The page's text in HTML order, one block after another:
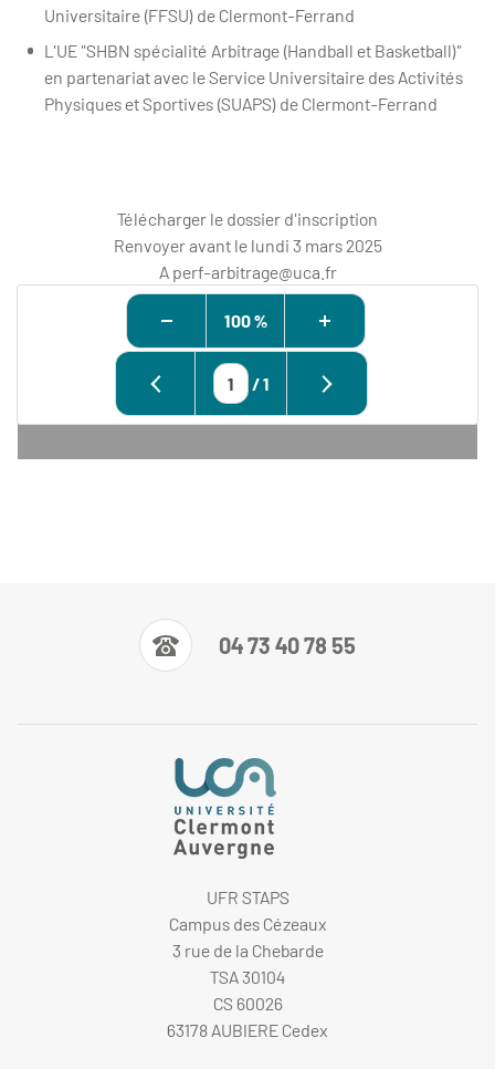
Universitaire (FFSU) de Clermont-Ferrand
L'UE "SHBN spécialité Arbitrage (Handball et Basketball)"
en partenariat avec le Service Universitaire des Activités
Physiques et Sportives (SUAPS) de Clermont-Ferrand
Télécharger le dossier d'inscription
Renvoyer avant le lundi 3 mars 2025
A perf-arbitrage@uca.fr
100 %
/1
04 73 40 78 55
UFR STAPS
Campus des Cézeaux
3 rue de la Chebarde
TSA 30104
CS 60026
63178 AUBIERE Cedex